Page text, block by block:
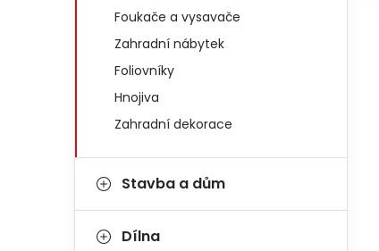
Foukače a vysavače
Zahradní nábytek
Foliovníky
Hnojiva
Zahradní dekorace
Stavba a dům
Dílna